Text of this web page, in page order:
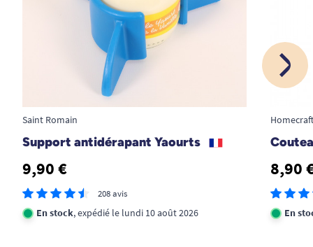
Saint Romain
Support antidérapant Yaourts
9,90 €
208 avis
En stock, expédié le lundi 10 août 2026
8,90
En